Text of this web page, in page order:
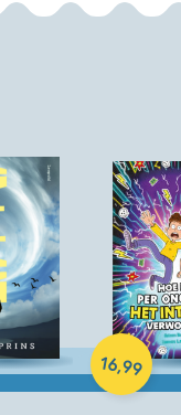
16,99
Hardcover